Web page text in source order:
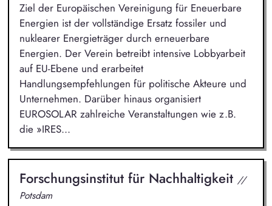
Ziel der Europäischen Vereinigung für Eneuerbare
Energien ist der vollständige Ersatz fossiler und
nuklearer Energieträger durch erneuerbare
Energien. Der Verein betreibt intensive Lobbyarbeit
auf EU-Ebene und erarbeitet
Handlungsempfehlungen für politische Akteure und
Unternehmen. Darüber hinaus organisiert
EUROSOLAR zahlreiche Veranstaltungen wie z.B.
die »IRES...
Forschungsinstitut für Nachhaltigkeit //
Potsdam